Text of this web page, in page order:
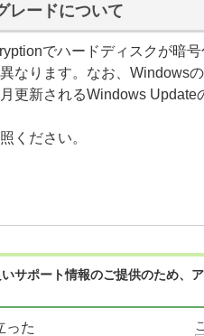
レードについて
でハードディスクが暗
なります。なお、Windows
更新されるWindows Update
ください。
いサポート情報のご提供のため
った